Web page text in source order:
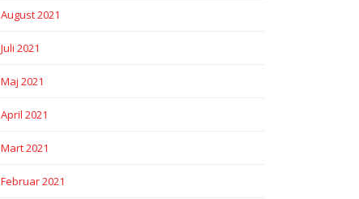
August 2021
Juli 2021
Maj 2021
April 2021
Mart 2021
Februar 2021